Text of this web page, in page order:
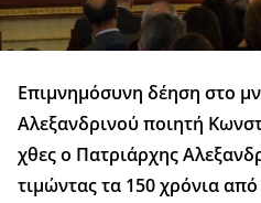
Επιμνημόσυνη δέηση στο
Αλεξανδρινού ποιητή
χθες ο Πατριάρχης
τιμώντας τα 150 χρόνια